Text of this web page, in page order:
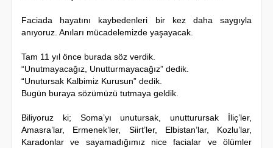
Faciada hayatını kaybedenleri bir kez daha saygıyla
anıyoruz. Anıları mücadelemizde yaşayacak.
Tam 11 yıl önce burada söz verdik.
“Unutmayacağız, Unutturmayacağız” dedik.
“Unutursak Kalbimiz Kurusun” dedik.
Bugün buraya sözümüzü tutmaya geldik.
Biliyoruz ki; Soma’yı unutursak, unutturursak İliç’ler,
Amasra’lar, Ermenek’ler, Siirt’ler, Elbistan’lar, Kozlu’lar,
Karadonlar ve sayamadığımız nice facialar ve ölümler